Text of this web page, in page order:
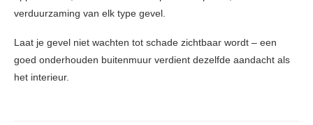
verduurzaming van elk type gevel.
Laat je gevel niet wachten tot schade zichtbaar wordt – een
goed onderhouden buitenmuur verdient dezelfde aandacht als
het interieur.